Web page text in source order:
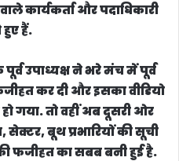
कार्यकर्ता और पदाधिकारी
हुए हैं.
उपाध्यक्ष ने भरे मंच में पूर्व
कर दी और इसका वीडियो
गया. तो वहीं अब दूसरी ओर
सेक्टर, बूथ प्रभारियों की सूची
फजीहत का सबब बनी हुई है.